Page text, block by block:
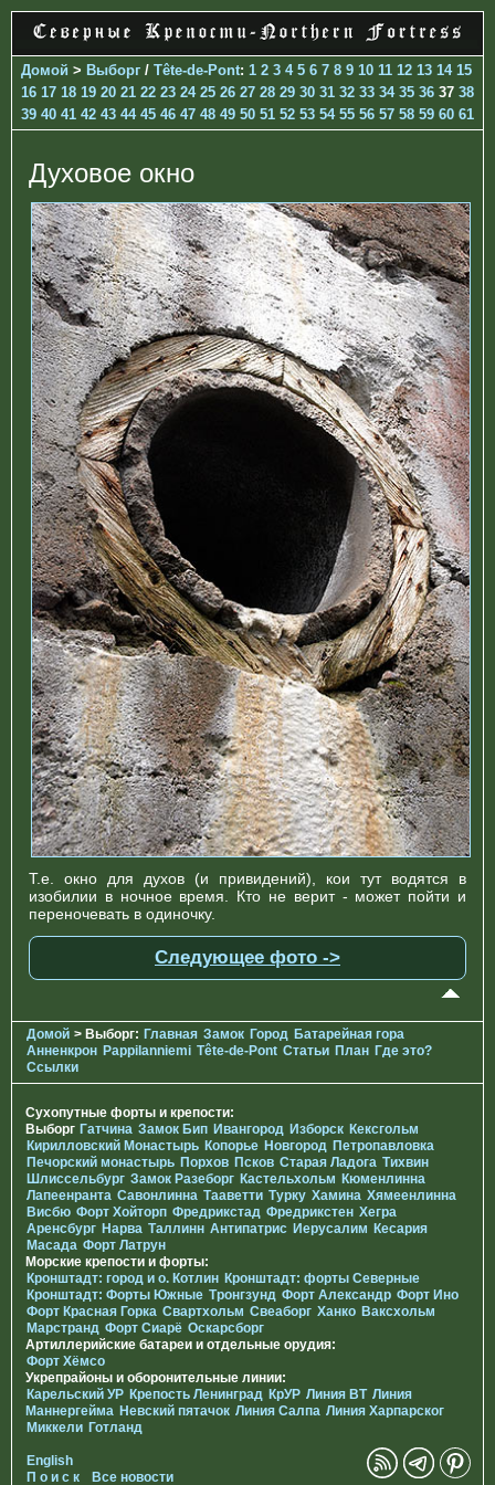
Домой > Выборг / Tête-de-Pont: 1 2 3 4 5 6 7 8 9 10 11 12 13 14 15
16 17 18 19 20 21 22 23 24 25 26 27 28 29 30 31 32 33 34 35 36 37 38
39 40 41 42 43 44 45 46 47 48 49 50 51 52 53 54 55 56 57 58 59 60 61
Духовое окно
Т.е. окно для духов (и привидений), кои тут водятся в
изобилии в ночное время. Кто не верит - может пойти и
переночевать в одиночку.
Следующее фото ->
Домой > Выборг: Главная Замок Город Батарейная гора
Анненкрон Pappilanniemi Tête-de-Pont Статьи План Где это?
Ссылки
Сухопутные форты и крепости:
Выборг Гатчина Замок Бип Ивангород Изборск Кексгольм
Кирилловский Монастырь Копорье Новгород Петропавловка
Печорcкий монастырь Порхов Псков Старая Ладога Тихвин
Шлиссельбург Замок Разеборг Кастельхольм Кюменлинна
Лапеенранта Савонлинна Тааветти Турку Хамина Хямеенлинна
Висбю Форт Хойторп Фредрикстад Фредрикстен Хегра
Аренсбург Нарва Таллинн Антипатрис Иерусалим Кесария
Масада Форт Латрун
Морские крепости и форты:
Кронштадт: город и о. Котлин Кронштадт: форты Северные
Кронштадт: Форты Южные Тронгзунд Форт Александр Форт Ино
Форт Красная Горка Свартхольм Свеаборг Ханко Ваксхольм
Марстранд Форт Сиарё Оскарсборг
Артиллерийские батареи и отдельные орудия:
Форт Хёмсо
Укрепрайоны и оборонительные линии:
Карельский УР Крепость Ленинград КрУР Линия ВТ Линия
Маннергейма Невский пятачок Линия Салпа Линия Харпарског
Миккели Готланд
English
П о и с к
Все новости